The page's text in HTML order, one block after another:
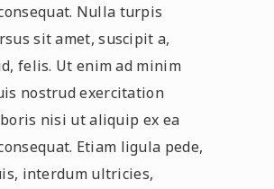
Nulla turpis
sit amet, suscipit a,
felis. Ut enim ad minim
nostrud exercitation
nisi ut aliquip ex ea
Etiam ligula pede,
interdum ultricies,